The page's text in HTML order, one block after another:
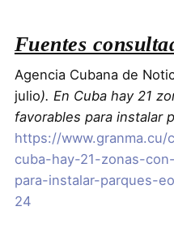
Fuentes
Agencia Cubana de
julio). En Cuba hay 21
favorables para instalar
https://
cuba-hay-21-zonas-
para-instalar-parques-
24